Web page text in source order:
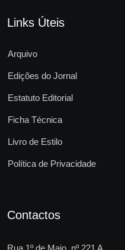
Links Úteis
Arquivo
Edições do Jornal
Estatuto Editorial
Ficha Técnica
Livro de Estilo
Política de Privacidade
Contactos
Rua 1º de Maio, nº 221 A,